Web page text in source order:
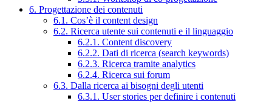
6. Progettazione dei contenuti
6.1. Cos’è il content design
6.2. Ricerca utente sui contenuti e il linguaggio
6.2.1. Content discovery
6.2.2. Dati di ricerca (search keywords)
6.2.3. Ricerca tramite analytics
6.2.4. Ricerca sui forum
6.3. Dalla ricerca ai bisogni degli utenti
6.3.1. User stories per definire i contenuti